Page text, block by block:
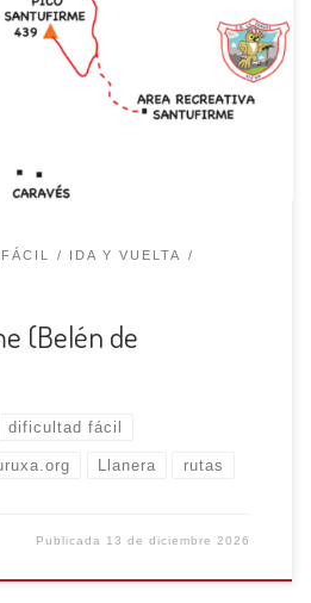
lleva a cabo la colocación de un
se planta un árbol, en un pico.
la modesta cumbre del
de altitud, uno de […]
IDA Y VUELTA
(Belén de
dificultad fácil
Llanera rutas
Publicada 13 de diciembre 2026